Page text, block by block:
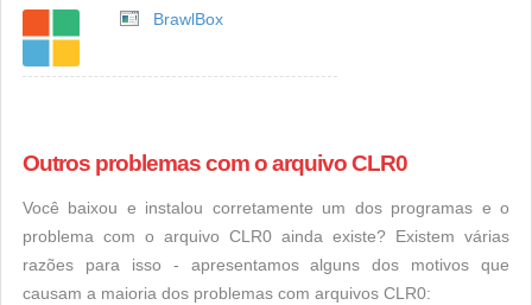
BrawlBox
Outros problemas com o arquivo CLR0
Você baixou e instalou corretamente um dos programas e o
problema com o arquivo CLR0 ainda existe? Existem várias
razões para isso - apresentamos alguns dos motivos que
causam a maioria dos problemas com arquivos CLR0: